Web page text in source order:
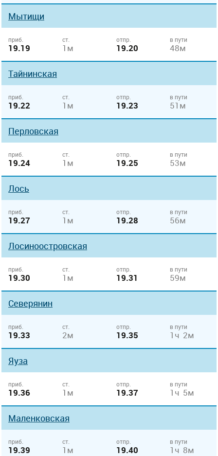
Мытищи
приб.
19.19
ст.
1м
отпр.
19.20
в пути
48м
Тайнинская
приб.
19.22
ст.
1м
отпр.
19.23
в пути
51м
Перловская
приб.
19.24
ст.
1м
отпр.
19.25
в пути
53м
Лось
приб.
19.27
ст.
1м
отпр.
19.28
в пути
56м
Лосиноостровская
приб.
19.30
ст.
1м
отпр.
19.31
в пути
59м
Северянин
приб.
19.33
ст.
2м
отпр.
19.35
в пути
1ч 2м
Яуза
приб.
19.36
ст.
1м
отпр.
19.37
в пути
1ч 5м
Маленковская
приб.
19.39
ст.
1м
отпр.
19.40
в пути
1ч 8м